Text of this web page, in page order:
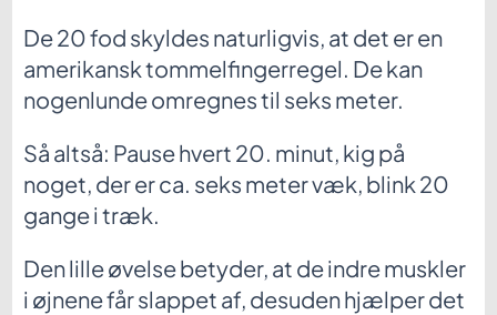
De 20 fod skyldes naturligvis, at det er en
amerikansk tommelfingerregel. De kan
nogenlunde omregnes til seks meter.
Så altså: Pause hvert 20. minut, kig på
noget, der er ca. seks meter væk, blink 20
gange i træk.
Den lille øvelse betyder, at de indre muskler
i øjnene får slappet af, desuden hjælper det